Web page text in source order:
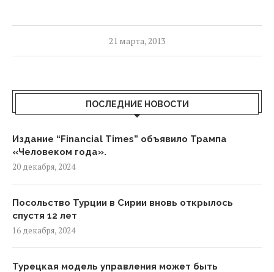
21 марта, 2013
ПОСЛЕДНИЕ НОВОСТИ
Издание “Financial Times” объявило Трампа
«Человеком года».
20 декабря, 2024
Посольство Турции в Сирии вновь открылось
спустя 12 лет
16 декабря, 2024
Турецкая модель управления может быть